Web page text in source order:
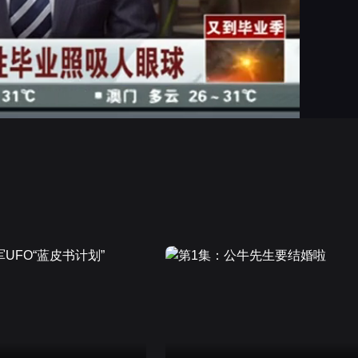
高清 倍速
画面色彩调整